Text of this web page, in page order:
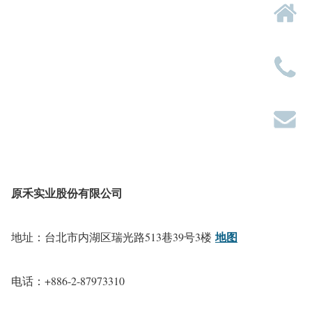
原禾实业股份有限公司
地址：台北市内湖区瑞光路513巷39号3楼 地图
电话：+886-2-87973310